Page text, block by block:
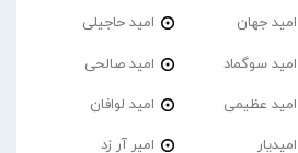
امید جهان امید حاجیلی
امید سوگماد امید صالحی
امید عظیمی امید لوافان
امیدیار امیر آر زد